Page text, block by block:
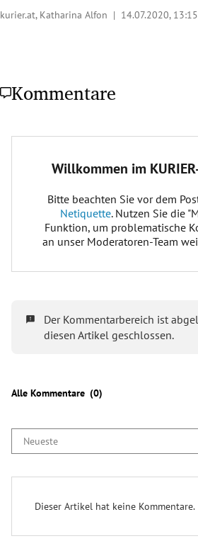
kurier.at, Katharina Alfon | 14.07.2020, 13:15
Kommentare